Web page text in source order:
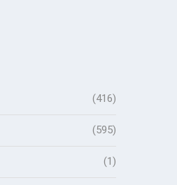
(416)
(595)
(1)